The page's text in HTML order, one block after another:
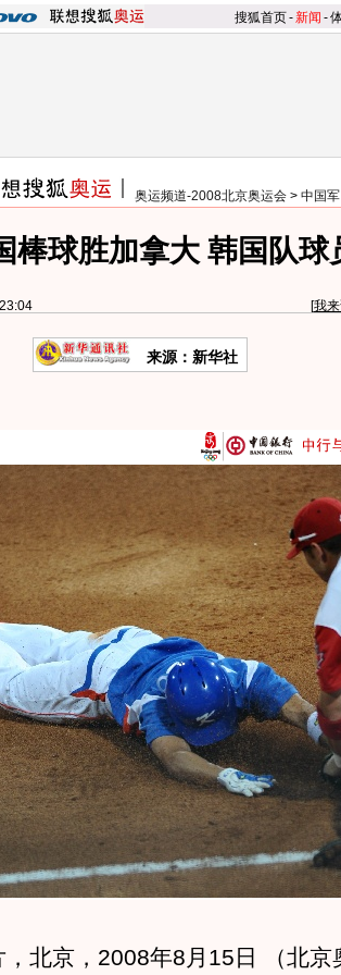
搜狐首页-新闻 -
奥运频道-2008北京奥运会 > 中国
棒球胜加拿大 韩国队球
[我
来源：新华社
，北京，2008年8月15日 （北京